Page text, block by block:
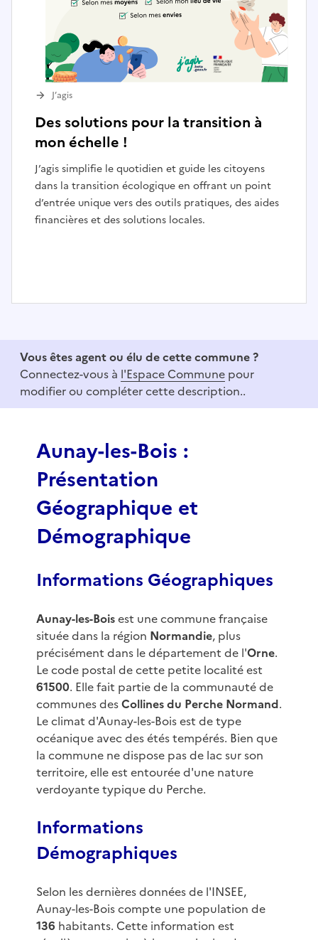
Des solutions pour la transition à
mon échelle !
J’agis simplifie le quotidien et guide les citoyens
dans la transition écologique en offrant un point
d’entrée unique vers des outils pratiques, des aides
financières et des solutions locales.
J’agis
f
Vous êtes agent ou élu de cette commune ?
Connectez-vous à l'Espace Commune pour
modifier ou compléter cette description..
Aunay-les-Bois :
Présentation
Géographique et
Démographique
Informations Géographiques
Aunay-les-Boisest une commune française
située dans la région Normandie, plus
précisément dans le département de l'Orne.
Le code postal de cette petite localité est
61500. Elle fait partie de la communauté de
communes desCollines du Perche Normand.
Le climat d'Aunay-les-Bois est de type
océanique avec des étés tempérés. Bien que
la commune ne dispose pas de lac sur son
territoire, elle est entourée d'une nature
verdoyante typique du Perche.
Informations
Démographiques
Selon les dernières données de l'INSEE,
Aunay-les-Bois compte une population de
136 habitants. Cette information est